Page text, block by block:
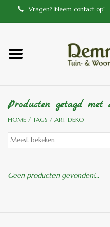
Vragen? Neem contact op!
Home
Tiffany lampen
Tuindecoraties
Aluminium en messing
Producten getagd met
HOME / TAGS / ART DEKO
Geen producten gevonden!...